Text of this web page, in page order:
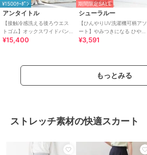
¥1500ｸｰﾎﾟﾝ
アンタイトル
【接触冷感洗える後ろウエス
トゴム】オックスワイドパン
ツ
¥15,400
期間限定SALE
シューラルー
【ひんやりUV洗濯機可柄アソ
ート】やみつきになる ひやと
ろイージーワイドパンツ
¥3,591
もっとみる
ストレッチ素材の快適スカート